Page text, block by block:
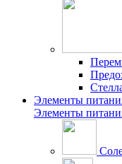
Элементы
Элементы